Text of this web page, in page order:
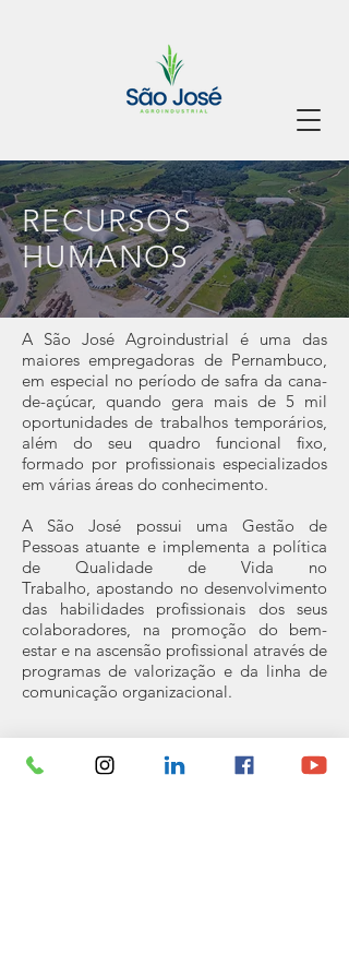
RECURSOS
HUMANOS
A São José Agroindustrial é uma das
maiores empregadoras de Pernambuco,
em especial no período de safra da cana-
de-açúcar, quando gera mais de 5 mil
oportunidades de trabalhos temporários,
além do seu quadro funcional fixo,
formado por profissionais especializados
em várias áreas do conhecimento.
A São José possui uma Gestão de
Pessoas atuante e implementa a política
de Qualidade de Vida no
Trabalho, apostando no desenvolvimento
das habilidades profissionais dos seus
colaboradores, na promoção do bem-
estar e na ascensão profissional através de
programas de valorização e da linha de
comunicação organizacional.